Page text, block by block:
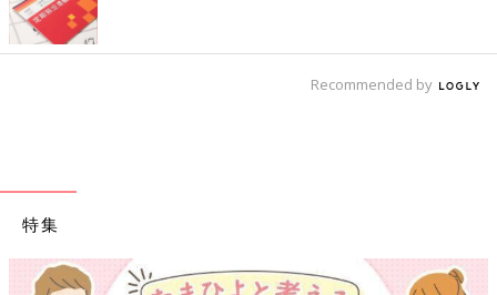
Recommended by
特集